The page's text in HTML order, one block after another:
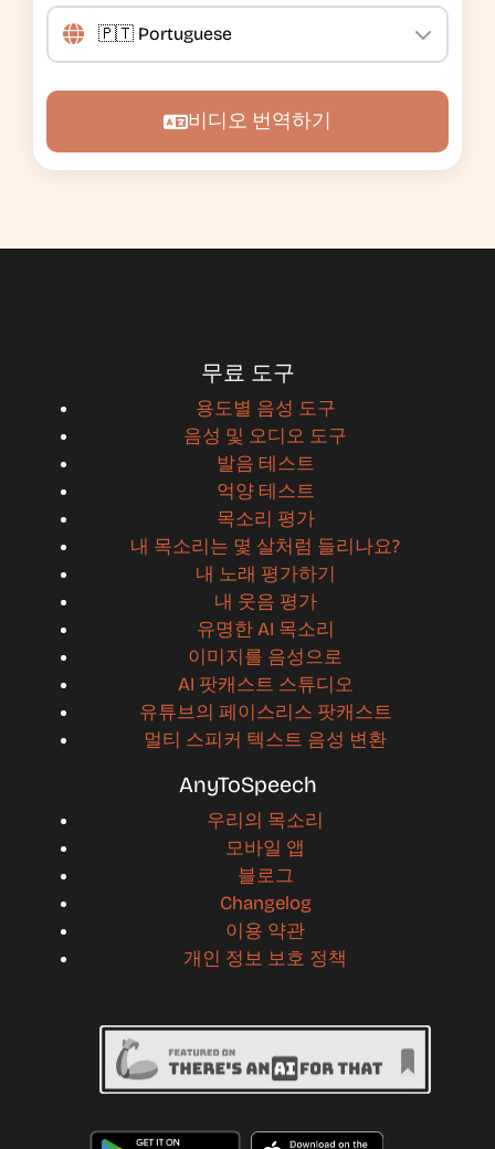
비디오 번역하기
무료 도구
용도별 음성 도구
음성 및 오디오 도구
발음 테스트
억양 테스트
목소리 평가
내 목소리는 몇 살처럼 들리나요?
내 노래 평가하기
내 웃음 평가
유명한 AI 목소리
이미지를 음성으로
AI 팟캐스트 스튜디오
유튜브의 페이스리스 팟캐스트
멀티 스피커 텍스트 음성 변환
AnyToSpeech
우리의 목소리
모바일 앱
블로그
Changelog
이용 약관
개인 정보 보호 정책